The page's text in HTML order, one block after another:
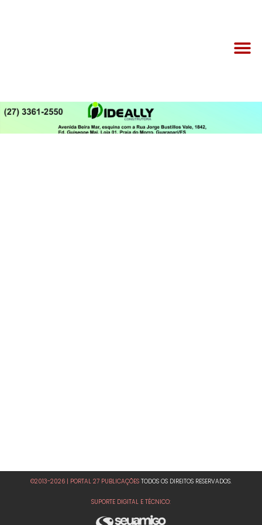
©2013-2026 | PORTAL 27 PUBLICAÇÕES TODOS OS DIREITOS RESERVADOS.
SUPORTE DIGITAL E TÉCNICO: